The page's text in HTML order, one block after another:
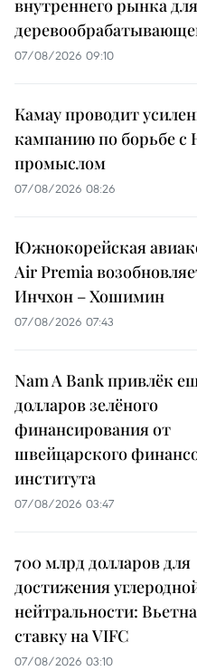
внутреннего рынка
07/08/2026 09:10
Камау проводит
кампанию по борьбе
промыслом
07/08/2026 08:26
Южнокорейская
Air Premia
Инчхон – Хошимин
07/08/2026 07:43
Nam A Bank привлёк
долларов зелёного
финансирования от
швейцарского
института
07/08/2026 03:47
700 млрд долларов для
достижения
нейтральности:
ставку на VIFC
07/08/2026 03:10